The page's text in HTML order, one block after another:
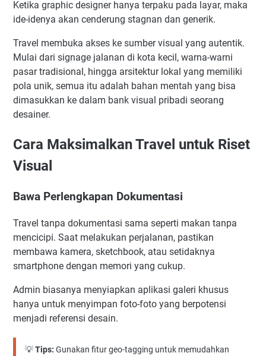
Ketika graphic designer hanya terpaku pada layar, maka
ide-idenya akan cenderung stagnan dan generik.
Travel membuka akses ke sumber visual yang autentik.
Mulai dari signage jalanan di kota kecil, warna-warni
pasar tradisional, hingga arsitektur lokal yang memiliki
pola unik, semua itu adalah bahan mentah yang bisa
dimasukkan ke dalam bank visual pribadi seorang
desainer.
Cara Maksimalkan Travel untuk Riset
Visual
Bawa Perlengkapan Dokumentasi
Travel tanpa dokumentasi sama seperti makan tanpa
mencicipi. Saat melakukan perjalanan, pastikan
membawa kamera, sketchbook, atau setidaknya
smartphone dengan memori yang cukup.
Admin biasanya menyiapkan aplikasi galeri khusus
hanya untuk menyimpan foto-foto yang berpotensi
menjadi referensi desain.
💡Tips: Gunakan fitur geo-tagging untuk memudahkan